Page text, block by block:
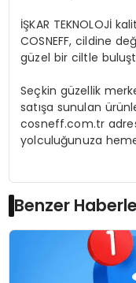
İŞKAR TEKNOLOJİ
COSNEFF, cildine
güzel bir ciltle
Seçkin güzellik
satışa sunulan
cosneff.com.tr
yolculuğunuza
Benzer